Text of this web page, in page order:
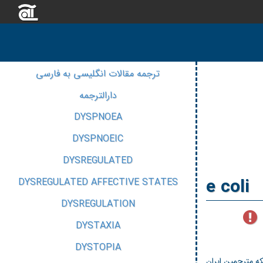
e coli
ترجمه مقالات انگلیسی به فارسی
دارالترجمه
DYSPNOEA
DYSPNOEIC
DYSREGULATED
DYSREGULATED AFFECTIVE STATES
DYSREGULATION
DYSTAXIA
DYSTOPIA